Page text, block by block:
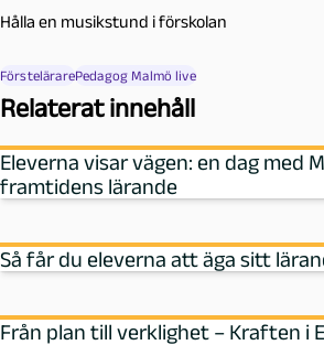
ö
Hålla en musikstund i förskolan
FörstelärarePedagog Malmö live
Relaterat innehåll
Eleverna visar vägen: en dag med
framtidens lärande
Så får du eleverna att äga sitt
Från plan till verklighet – Kraften i